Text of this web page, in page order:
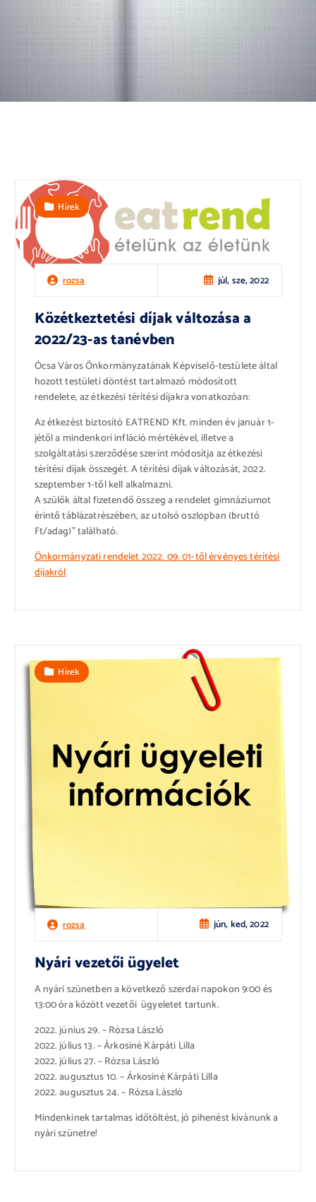
rozsa júl, sze, 2022
Hírek
Közétkeztetési díjak változása a
2022/23-as tanévben
Ócsa Város Önkormányzatának Képviselő-testülete által
hozott testületi döntést tartalmazó módosított
rendelete, az étkezési térítési díjakra vonatkozóan:
Az étkezést biztosító EATREND Kft. minden év január 1-
jétől a mindenkori infláció mértékével, illetve a
szolgáltatási szerződése szerint módosítja az étkezési
térítési díjak összegét. A térítési díjak változását, 2022.
szeptember 1-től kell alkalmazni.
A szülők által fizetendő összeg a rendelet gimnáziumot
érintő táblázatrészében, az utolsó oszlopban (bruttó
Ft/adag)” található.
Önkormányzati rendelet 2022. 09. 01-től érvényes térítési
díjakról
rozsa jún, ked, 2022
Hírek
Nyári vezetői ügyelet
A nyári szünetben a következő szerdai napokon 9:00 és
13:00 óra között vezetői ügyeletet tartunk.
2022. június 29. – Rózsa László
2022. július 13. – Árkosiné Kárpáti Lilla
2022. július 27. – Rózsa László
2022. augusztus 10. – Árkosiné Kárpáti Lilla
2022. augusztus 24. – Rózsa László
Mindenkinek tartalmas időtöltést, jó pihenést kívánunk a
nyári szünetre!